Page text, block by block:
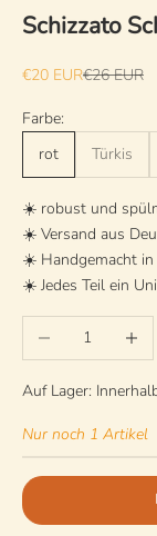
Schizzato
Angebot
€20 EURRegulärer
€26 EUR
Farbe:
rot
Türkis
☀️ robust und
☀️ Versand aus
☀️ Handgemacht in
☀️ Jedes Teil ein
Anzahl verringern
Auf Lager:
Nur noch 1 Artikel